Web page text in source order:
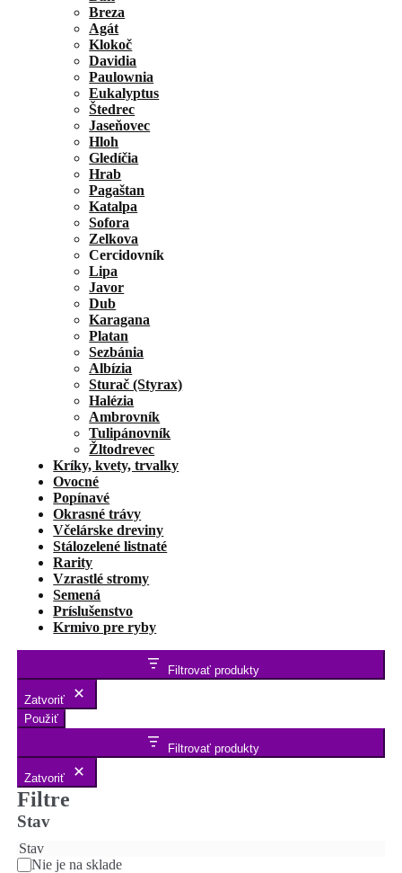
Breza
Agát
Klokoč
Davidia
Paulownia
Eukalyptus
Štedrec
Jaseňovec
Hloh
Gledíčia
Hrab
Pagaštan
Katalpa
Sofora
Zelkova
Cercidovník
Lipa
Javor
Dub
Karagana
Platan
Sezbánia
Albízia
Sturač (Styrax)
Halézia
Ambrovník
Tulipánovník
Žltodrevec
Kríky, kvety, trvalky
Ovocné
Popínavé
Okrasné trávy
Včelárske dreviny
Stálozelené listnaté
Rarity
Vzrastlé stromy
Semená
Príslušenstvo
Krmivo pre ryby
Filtrovať produkty
Zatvoriť
Použiť
Filtrovať produkty
Zatvoriť
Filtre
Stav
Stav
Nie je na sklade